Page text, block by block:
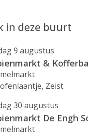
in deze buurt
9 augustus
&
Zeist
30 augustus
De Engh